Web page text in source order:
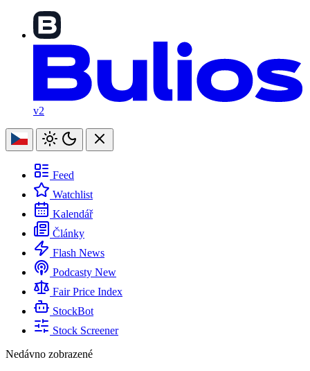
v2
Feed
Watchlist
Kalendář
Články
Flash News
Podcasty New
Fair Price Index
StockBot
Stock Screener
Nedávno zobrazené